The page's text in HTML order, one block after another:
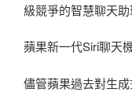
級競爭的智慧聊天助
蘋果新一代Siri聊天
儘管蘋果過去對生